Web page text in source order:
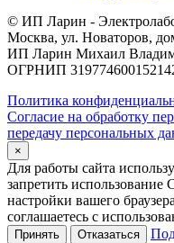
© ИП Ларин -
Москва, ул. Новаторов,
ИП Ларин Михаил
ОГРНИП
Политика
Согласие на обработку
передачу персональных
×
Для работы сайта
запретить использование
настройки вашего
соглашаетесь с
Принять Отказаться